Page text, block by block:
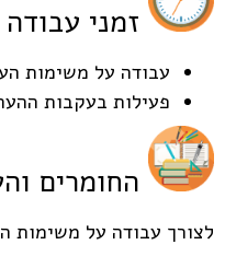
זמני
עבודה על משימות הערכה:
פעילות בעקבות ההערכה: 30
החומרים
לצורך עבודה על